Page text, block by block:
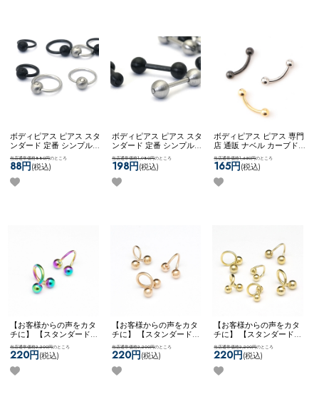
ボディピアス ピアス スタ
ンダード 定番 シンプル
かっこいい マット メンズ
ライク ビーズリング ネコ
ポスOK【MULL】 ブラッ
シュビーズリング
当店通常価格880円のところ
88円(税込)
ボディピアス ピアス スタ
ンダード 定番 シンプル
かっこいい マット メンズ
ライク ストレート ネコポ
スOK【MULL】 ブラッシ
ュバーベル
当店通常価格1,980円のところ
198円(税込)
ボディピアス ピアス 専門
店 通販 ナベル カーブド
バーベル 臍 へそピアス
ロック ルーク スナッグ
アンチトラガス アイブロ
ー ネコポスOK
当店通常価格1,650円のところ
165円(税込)
【お客様からの声をカタ
チに】 【スタンダード】
チタンコーティング ボデ
ィピアス ピアス スパイラ
ル ツイスト カスタム ア
レンジ 両ネジ ネコポス
当店通常価格2,200円のところ
220円(税込)
【お客様からの声をカタ
チに】 【スタンダード】
チタンコーティング ボデ
ィピアス ピアス スパイラ
ル ツイスト カスタム ア
レンジ 両ネジ ネコポス
当店通常価格2,200円のところ
220円(税込)
【お客様からの声をカタ
チに】 【スタンダード】
ボディピアス ピアス スパ
イラル ツイスト カスタム
アレンジ 両ネジ ネコポス
OK
当店通常価格2,200円のところ
220円(税込)